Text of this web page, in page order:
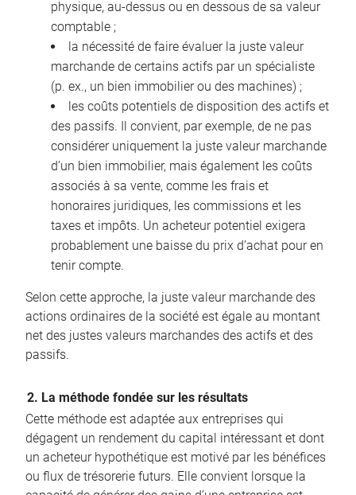
physique, au-dessus ou en dessous de sa valeur
comptable ;
la nécessité de faire évaluer la juste valeur
marchande de certains actifs par un spécialiste
(p. ex., un bien immobilier ou des machines) ;
les coûts potentiels de disposition des actifs et
des passifs. Il convient, par exemple, de ne pas
considérer uniquement la juste valeur marchande
d’un bien immobilier, mais également les coûts
associés à sa vente, comme les frais et
honoraires juridiques, les commissions et les
taxes et impôts. Un acheteur potentiel exigera
probablement une baisse du prix d’achat pour en
tenir compte.
Selon cette approche, la juste valeur marchande des
actions ordinaires de la société est égale au montant
net des justes valeurs marchandes des actifs et des
passifs.
2. La méthode fondée sur les résultats
Cette méthode est adaptée aux entreprises qui
dégagent un rendement du capital intéressant et dont
un acheteur hypothétique est motivé par les bénéfices
ou flux de trésorerie futurs. Elle convient lorsque la